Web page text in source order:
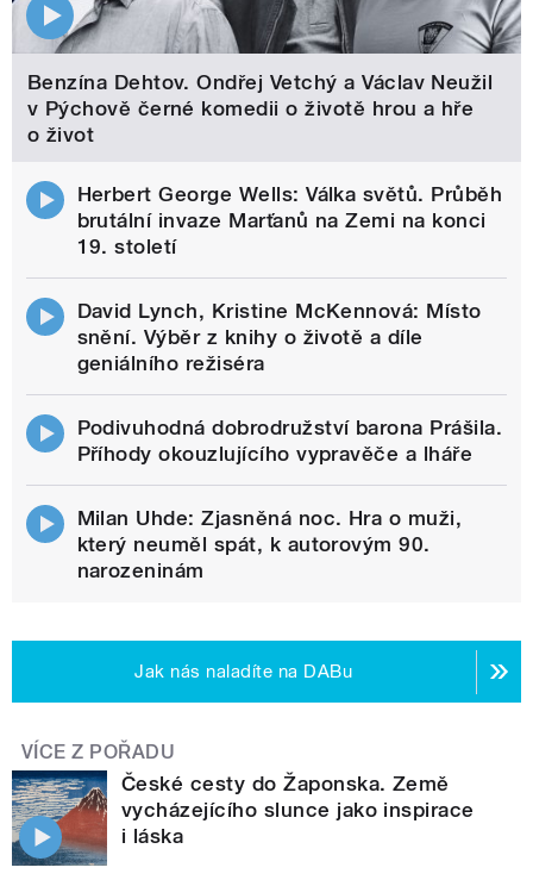
Benzína Dehtov. Ondřej Vetchý a Václav Neužil
v Pýchově černé komedii o životě hrou a hře
o život
Herbert George Wells: Válka světů. Průběh
brutální invaze Marťanů na Zemi na konci
19. století
David Lynch, Kristine McKennová: Místo
snění. Výběr z knihy o životě a díle
geniálního režiséra
Podivuhodná dobrodružství barona Prášila.
Příhody okouzlujícího vypravěče a lháře
Milan Uhde: Zjasněná noc. Hra o muži,
který neuměl spát, k autorovým 90.
narozeninám
Jak nás naladíte na DABu
VÍCE Z POŘADU
České cesty do Žaponska. Země
vycházejícího slunce jako inspirace
i láska